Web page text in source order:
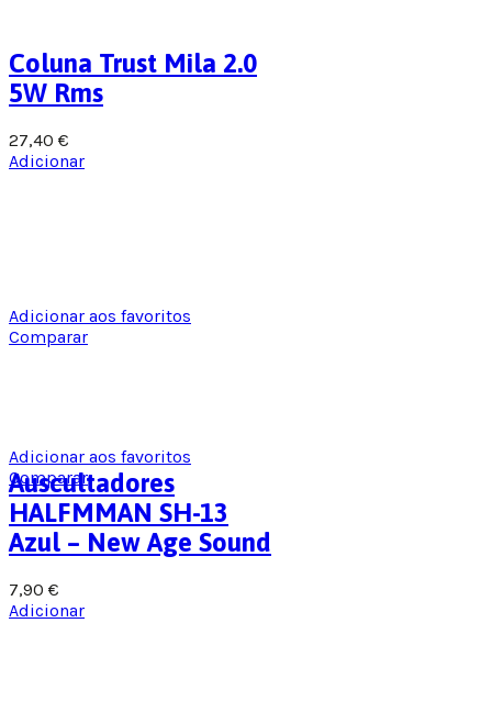
Adicionar aos favoritos
Comparar
Coluna Trust Mila 2.0
5W Rms
27,40 €
Adicionar
Adicionar aos favoritos
Comparar
Auscultadores
HALFMMAN SH-13
Azul – New Age Sound
7,90 €
Adicionar